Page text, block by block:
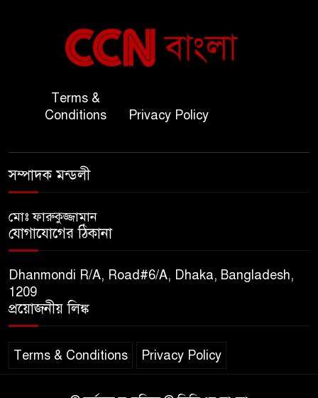
বাংলাদেশ ও কুয়েত: সেনাপ্রধান এবং
সহ-পররাষ্ট্রমন্ত্রীর সৌজন্য সাক্ষাৎ
অতিরিক্ত পুলিশ মহাপরিদর্শক
বিপিআই-এর জ্বালানি প্রশিক্ষণ
৯
সুমাইয়া হারুন: মিস মাল্টিন্যাশনাল
১০
Terms &
Conditions
Privacy Policy
সম্পাদক মন্ডলী
মোঃ ফারুকুজ্জামান
যোগাযোগের ঠিকানা
Dhanmondi R/A, Road#6/A, Dhaka, Bangladesh,
1209
প্রয়োজনীয় লিঙ্ক
Terms & Conditions Privacy Policy